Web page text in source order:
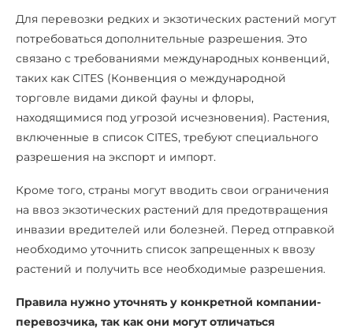
Для перевозки редких и экзотических растений могут
потребоваться дополнительные разрешения. Это
связано с требованиями международных конвенций,
таких как CITES (Конвенция о международной
торговле видами дикой фауны и флоры,
находящимися под угрозой исчезновения). Растения,
включенные в список CITES, требуют специального
разрешения на экспорт и импорт.
Кроме того, страны могут вводить свои ограничения
на ввоз экзотических растений для предотвращения
инвазии вредителей или болезней. Перед отправкой
необходимо уточнить список запрещенных к ввозу
растений и получить все необходимые разрешения.
Правила нужно уточнять у конкретной компании-
перевозчика, так как они могут отличаться